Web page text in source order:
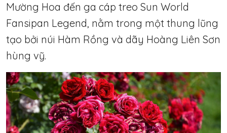
Mường Hoa đến ga cáp treo Sun World
Fansipan Legend, nằm trong một thung lũng
tạo bởi núi Hàm Rồng và dãy Hoàng Liên Sơn
hùng vỹ.